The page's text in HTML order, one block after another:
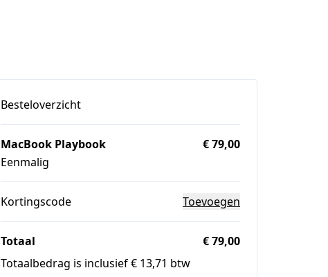
Besteloverzicht
MacBook Playbook
Eenmalig
€ 79,00
Kortingscode Toevoegen
Totaal
€ 79,00
Totaalbedrag is inclusief € 13,71 btw